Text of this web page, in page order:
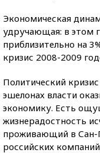
Экономическая
удручающая: в этом
приблизительно на
кризис 2008-2009
Политический
эшелонах власти
экономику. Есть
жизнерадостность
проживающий в Сан-
российских